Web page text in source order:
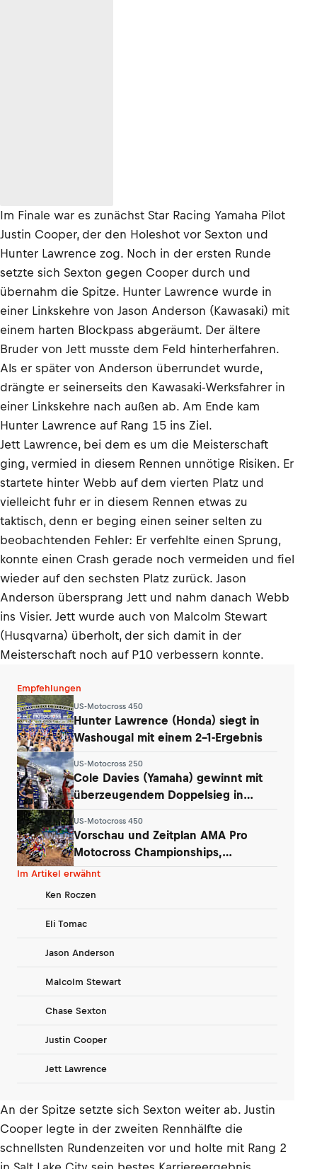
Im Finale war es zunächst Star Racing Yamaha Pilot
Justin Cooper, der den Holeshot vor Sexton und
Hunter Lawrence zog. Noch in der ersten Runde
setzte sich Sexton gegen Cooper durch und
übernahm die Spitze. Hunter Lawrence wurde in
einer Linkskehre von Jason Anderson (Kawasaki) mit
einem harten Blockpass abgeräumt. Der ältere
Bruder von Jett musste dem Feld hinterherfahren.
Als er später von Anderson überrundet wurde,
drängte er seinerseits den Kawasaki-Werksfahrer in
einer Linkskehre nach außen ab. Am Ende kam
Hunter Lawrence auf Rang 15 ins Ziel.
Jett Lawrence, bei dem es um die Meisterschaft
ging, vermied in diesem Rennen unnötige Risiken. Er
startete hinter Webb auf dem vierten Platz und
vielleicht fuhr er in diesem Rennen etwas zu
taktisch, denn er beging einen seiner selten zu
beobachtenden Fehler: Er verfehlte einen Sprung,
konnte einen Crash gerade noch vermeiden und fiel
wieder auf den sechsten Platz zurück. Jason
Anderson übersprang Jett und nahm danach Webb
ins Visier. Jett wurde auch von Malcolm Stewart
(Husqvarna) überholt, der sich damit in der
Meisterschaft noch auf P10 verbessern konnte.
Empfehlungen
US-Motocross 450
Hunter Lawrence (Honda) siegt in
Washougal mit einem 2-1-Ergebnis
US-Motocross 250
Cole Davies (Yamaha) gewinnt mit
überzeugendem Doppelsieg in
US-Motocross 450
Vorschau und Zeitplan AMA Pro
Motocross Championships,
Washougal
Im Artikel erwähnt
Ken Roczen
Eli Tomac
Jason Anderson
Malcolm Stewart
Chase Sexton
Justin Cooper
Jett Lawrence
An der Spitze setzte sich Sexton weiter ab. Justin
Cooper legte in der zweiten Rennhälfte die
schnellsten Rundenzeiten vor und holte mit Rang 2